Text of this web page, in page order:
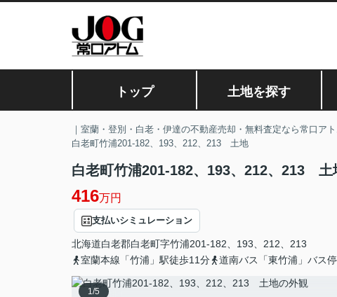
トップ 土地を探す
｜室蘭・登別・白老・伊達の不動産売却・無料査定なら常口ア
白老町竹浦201-182、193、212、213 土地
白老町竹浦201-182、193、212、213 土
416万円
支払いシミュレーション
北海道白老郡白老町字竹浦201-182、193、212、213
室蘭本線「竹浦」駅徒歩11分
道南バス「東竹浦」バス停
1/5